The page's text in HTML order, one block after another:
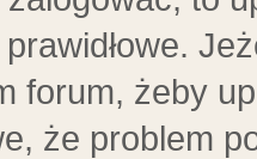
prawidłowe.
forum, żeby
że problem